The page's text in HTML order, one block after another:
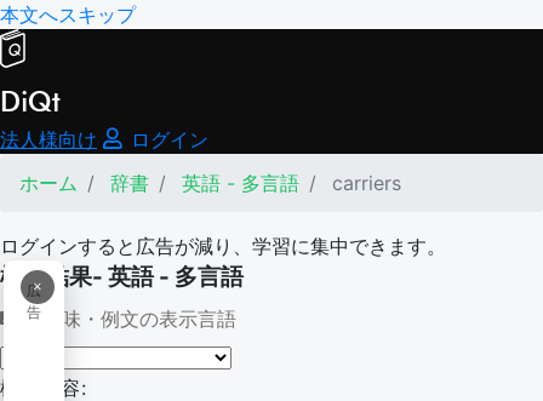
本文へスキップ
DiQt
法人様向け
ログイン
ホーム
辞書 英語 - 多言語 carriers
ログインすると広告が減り、学習に集中できます。
×
広
告
検索結果- 英語 - 多言語
意味・例文の表示言語
検索内容: